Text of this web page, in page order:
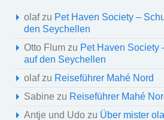
olafzu Pet Haven Society –
den Seychellen
Otto Flum zu Pet Haven Society
auf den Seychellen
olafzu Reiseführer Mahé Nord
Sabine zu Reiseführer Mahé
Antje und Udo zu Über mister